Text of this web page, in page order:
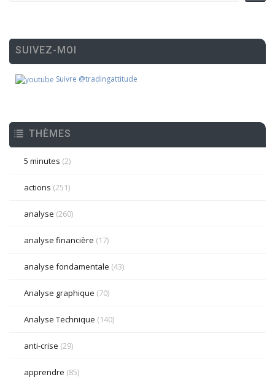
SUIVEZ-MOI
Suivre @tradingattitude
THÈMES
5 minutes (2)
actions (251)
analyse (260)
analyse financière (17)
analyse fondamentale (43)
Analyse graphique (70)
Analyse Technique (140)
anti-crise (29)
apprendre (85)